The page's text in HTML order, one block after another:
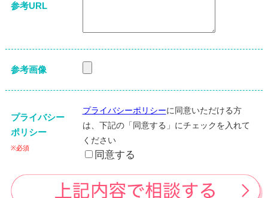
参考URL
参考画像
プライバシー
ポリシー
※必須
プライバシーポリシーに同意いただける方
は、下記の「同意する」にチェックを入れて
ください
同意する